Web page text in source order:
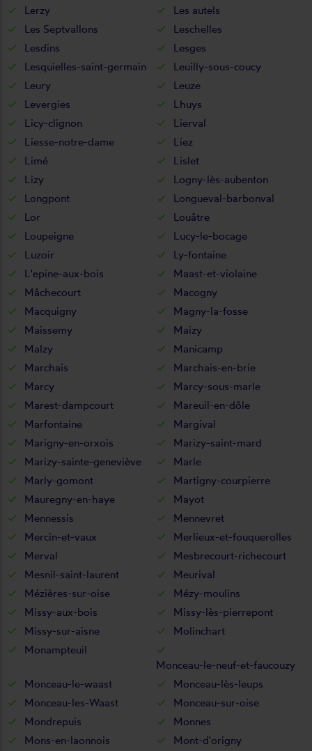
Lerzy
Les autels
Les Septvallons
Leschelles
Lesdins
Lesges
Lesquielles-saint-germain
Leuilly-sous-coucy
Leury
Leuze
Levergies
Lhuys
Licy-clignon
Lierval
Liesse-notre-dame
Liez
Limé
Lislet
Lizy
Logny-lès-aubenton
Longpont
Longueval-barbonval
Lor
Louâtre
Loupeigne
Lucy-le-bocage
Luzoir
Ly-fontaine
L'epine-aux-bois
Maast-et-violaine
Mâchecourt
Macogny
Macquigny
Magny-la-fosse
Maissemy
Maizy
Malzy
Manicamp
Marchais
Marchais-en-brie
Marcy
Marcy-sous-marle
Marest-dampcourt
Mareuil-en-dôle
Marfontaine
Margival
Marigny-en-orxois
Marizy-saint-mard
Marizy-sainte-geneviève
Marle
Marly-gomont
Martigny-courpierre
Mauregny-en-haye
Mayot
Mennessis
Mennevret
Mercin-et-vaux
Merlieux-et-fouquerolles
Merval
Mesbrecourt-richecourt
Mesnil-saint-laurent
Meurival
Mézières-sur-oise
Mézy-moulins
Missy-aux-bois
Missy-lès-pierrepont
Missy-sur-aisne
Molinchart
Monampteuil
Monceau-le-neuf-et-faucouzy
Monceau-le-waast
Monceau-lès-leups
Monceau-les-Waast
Monceau-sur-oise
Mondrepuis
Monnes
Mons-en-laonnois
Mont-d'origny